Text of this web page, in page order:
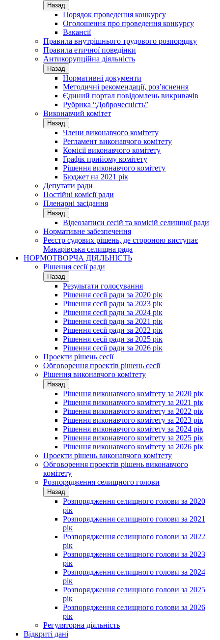
Назад
Порядок проведення конкурсу
Оголошення про проведення конкурсу
Вакансії
Правила внутрішнього трудового розпорядку
Правила етичної поведінки
Антикорупційна діяльність
Назад
Нормативні документи
Методичні рекомендації, роз’яснення
Єдиний портал повідомлень викривачів
Рубрика “Доброчесність”
Виконавчий комітет
Назад
Члени виконавчого комітету
Регламент виконавчого комітету
Комісії виконавчого комітету
Графік прийому комітету
Рішення виконавчого комітету
Бюджет на 2021 рік
Депутати ради
Постійні комісії ради
Пленарні засідання
Назад
Відеозаписи сесій та комісій селищної ради
Нормативне забезпечення
Реєстр судових рішень, де стороною виступає
Макарівська селищна рада
НОРМОТВОРЧА ДІЯЛЬНІСТЬ
Рішення сесії ради
Назад
Результати голосування
Рішення сесії ради за 2020 рік
Рішення сесії ради за 2023 рік
Рішення сесії ради за 2024 рік
Рішення сесії ради за 2021 рік
Рішення сесії ради за 2022 рік
Рішення сесії ради за 2025 рік
Рішення сесії ради за 2026 рік
Проекти рішень сесії
Обговорення проектів рішень сесії
Рішення виконавчого комітету
Назад
Рішення виконавчого комітету за 2020 рік
Рішення виконавчого комітету за 2021 рік
Рішення виконавчого комітету за 2022 рік
Рішення виконавчого комітету за 2023 рік
Рішення виконавчого комітету за 2024 рік
Рішення виконавчого комітету за 2025 рік
Рішення виконавчого комітету за 2026 рік
Проекти рішень виконавчого комітету
Обговорення проектів рішень виконавчого
комітету
Розпорядження селищного голови
Назад
Розпорядження селищного голови за 2020
рік
Розпорядження селищного голови за 2021
рік
Розпорядження селищного голови за 2022
рік
Розпорядження селищного голови за 2023
рік
Розпорядження селищного голови за 2024
рік
Розпорядження селищного голови за 2025
рік
Розпорядження селищного голови за 2026
рік
Регуляторна діяльність
Відкриті дані